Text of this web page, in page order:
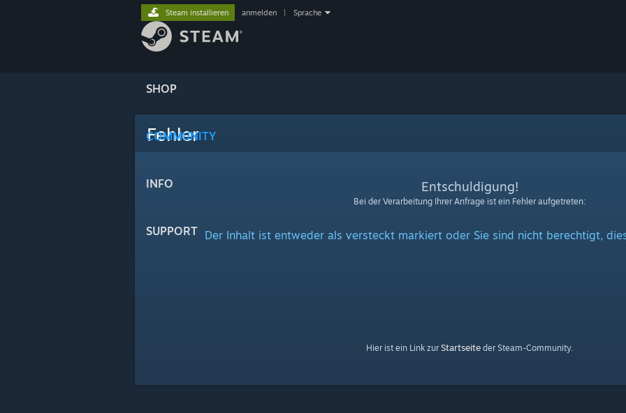
SHOP
COMMUNITY
INFO
SUPPORT
Steam installieren anmelden Sprache
Fehler
Entschuldigung!
Bei der Verarbeitung Ihrer Anfrage ist ein Fehler aufgetreten:
Der Inhalt ist entweder als versteckt markiert oder Sie sind nicht berechtigt,
Hier ist ein Link zurStartseite der Steam-Community.